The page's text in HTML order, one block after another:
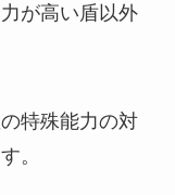
が高い盾以外
特殊能力の対
。